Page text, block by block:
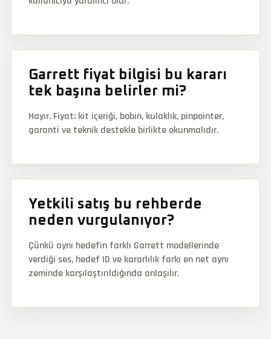
Garrett fiyat bilgisi bu kararı
tek başına belirler mi?
Hayır. Fiyat; kit içeriği, bobin, kulaklık, pinpointer,
garanti ve teknik destekle birlikte okunmalıdır.
Yetkili satış bu rehberde
neden vurgulanıyor?
Çünkü aynı hedefin farklı Garrett modellerinde
verdiği ses, hedef ID ve kararlılık farkı en net aynı
zeminde karşılaştırıldığında anlaşılır.